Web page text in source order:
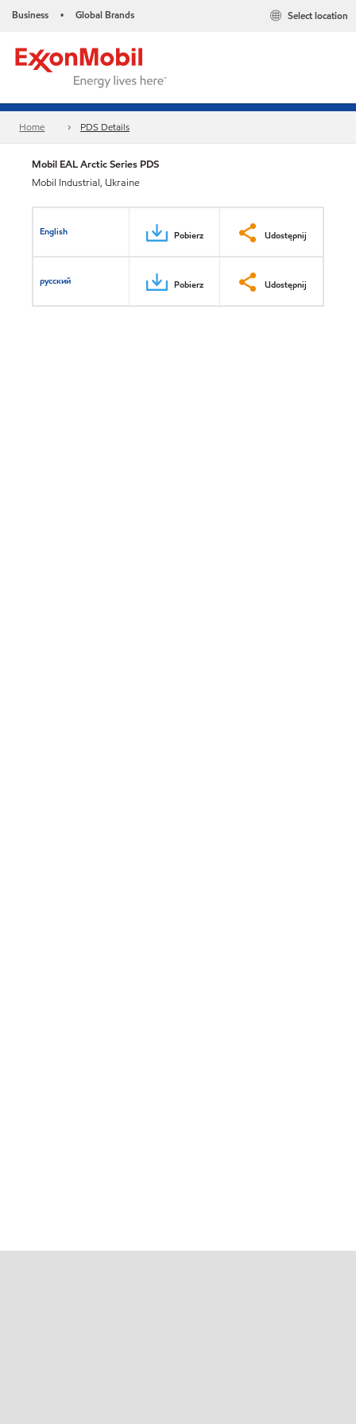
Business • Global Brands Select location
Home PDS Details
Mobil EAL Arctic Series PDS
Mobil Industrial, Ukraine
English Pobierz Udostępnij
русский Pobierz Udostępnij